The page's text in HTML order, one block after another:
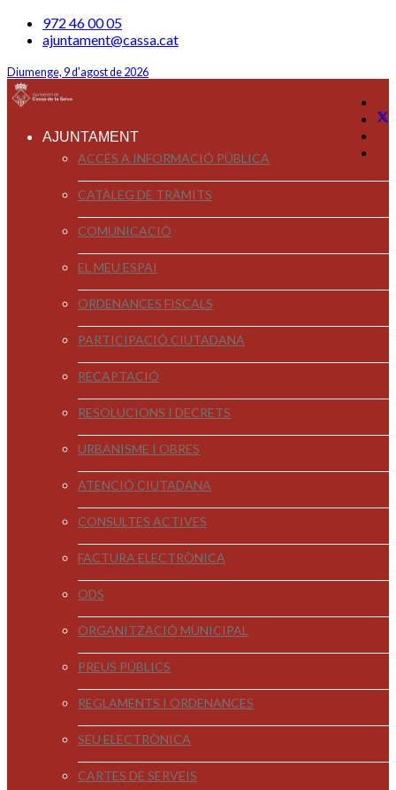
972 46 00 05
ajuntament@cassa.cat
Diumenge, 9 d'agost de 2026
AJUNTAMENT
ACCÉS A INFORMACIÓ PÚBLICA
CATÀLEG DE TRÀMITS
COMUNICACIÓ
EL MEU ESPAI
ORDENANCES FISCALS
PARTICIPACIÓ CIUTADANA
RECAPTACIÓ
RESOLUCIONS I DECRETS
URBANISME I OBRES
ATENCIÓ CIUTADANA
CONSULTES ACTIVES
FACTURA ELECTRÒNICA
ODS
ORGANITZACIÓ MUNICIPAL
PREUS PÚBLICS
REGLAMENTS I ORDENANCES
SEU ELECTRÒNICA
CARTES DE SERVEIS